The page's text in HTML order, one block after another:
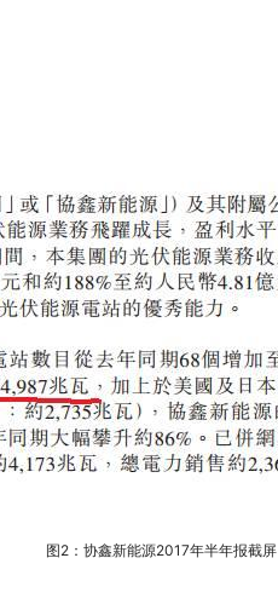
图2：协鑫新能源2017年半年报截屏